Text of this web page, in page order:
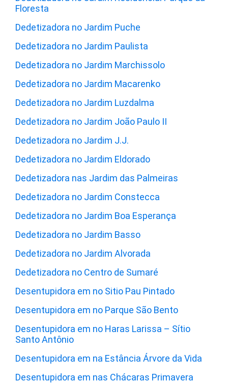
Floresta
Dedetizadora no Jardim Puche
Dedetizadora no Jardim Paulista
Dedetizadora no Jardim Marchissolo
Dedetizadora no Jardim Macarenko
Dedetizadora no Jardim Luzdalma
Dedetizadora no Jardim João Paulo II
Dedetizadora no Jardim J.J.
Dedetizadora no Jardim Eldorado
Dedetizadora nas Jardim das Palmeiras
Dedetizadora no Jardim Constecca
Dedetizadora no Jardim Boa Esperança
Dedetizadora no Jardim Basso
Dedetizadora no Jardim Alvorada
Dedetizadora no Centro de Sumaré
Desentupidora em no Sitio Pau Pintado
Desentupidora em no Parque São Bento
Desentupidora em no Haras Larissa – Sítio
Santo Antônio
Desentupidora em na Estância Árvore da Vida
Desentupidora em nas Chácaras Primavera